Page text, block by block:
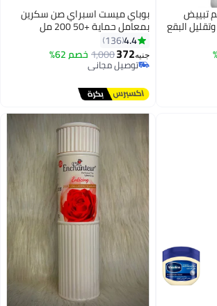
إنفينيتي كريم تبييض
البقع
بوباي ميست اسبراي صن سكرين
بمعامل حماية +50 200 مل
4.4
136
جنيه372
1,000خصم 62%
توصيل مجاني
توصيل مجاني